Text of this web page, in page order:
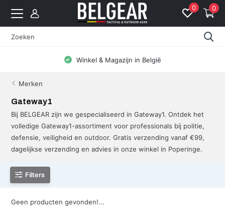
0 0
Winkel & Magazijn in België
Merken
Gateway1
Bij BELGEAR zijn we gespecialiseerd in Gateway1. Ontdek het
volledige Gateway1-assortiment voor professionals bij politie,
defensie, veiligheid en outdoor. Gratis verzending vanaf €99,
dagelijkse verzending en advies in onze winkel in Poperinge.
Filters
Geen producten gevonden!...